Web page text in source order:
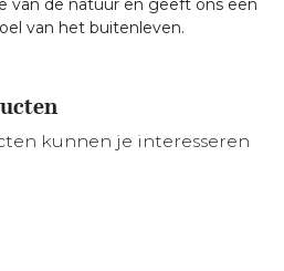
van de natuur en geeft ons een
van het buitenleven.
kunnen je interesseren